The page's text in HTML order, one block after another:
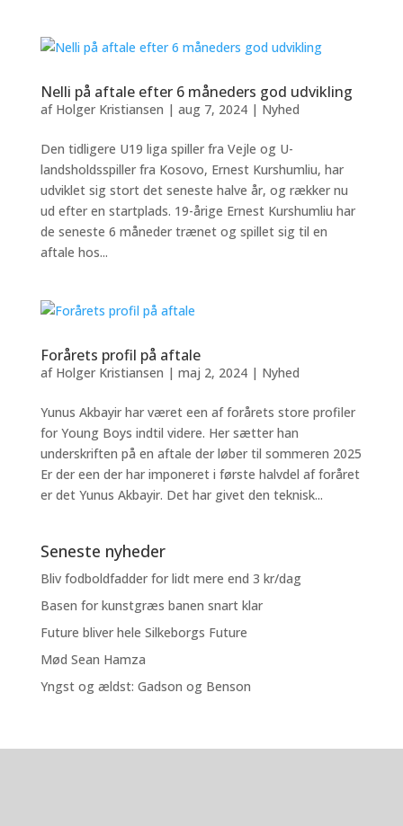
Nelli på aftale efter 6 måneders god udvikling
af Holger Kristiansen | aug 7, 2024| Nyhed
Den tidligere U19 liga spiller fra Vejle og U-
landsholdsspiller fra Kosovo, Ernest Kurshumliu, har
udviklet sig stort det seneste halve år, og rækker nu
ud efter en startplads. 19-årige Ernest Kurshumliu har
de seneste 6 måneder trænet og spillet sig til en
aftale hos...
Forårets profil på aftale
af Holger Kristiansen | maj 2, 2024| Nyhed
Yunus Akbayir har været een af forårets store profiler
for Young Boys indtil videre. Her sætter han
underskriften på en aftale der løber til sommeren 2025
Er der een der har imponeret i første halvdel af foråret
er det Yunus Akbayir. Det har givet den teknisk...
Seneste nyheder
Bliv fodboldfadder for lidt mere end 3 kr/dag
Basen for kunstgræs banen snart klar
Future bliver hele Silkeborgs Future
Mød Sean Hamza
Yngst og ældst: Gadson og Benson